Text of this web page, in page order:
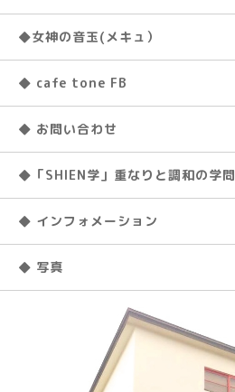
◆女神の音玉(メキュ）
◆ cafe tone FB
◆ お問い合わせ
◆「SHIEN学」重なりと調和の学問
◆ インフォメーション
◆ 写真